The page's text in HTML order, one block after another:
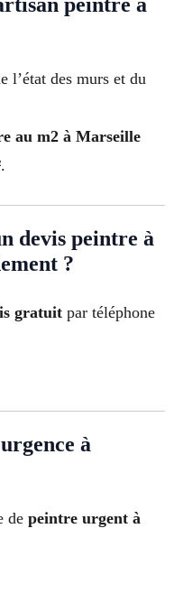
l’état des murs et du
au m2 à Marseille
.
devis peintre à
?
gratuit par téléphone
à
de peintre urgent à